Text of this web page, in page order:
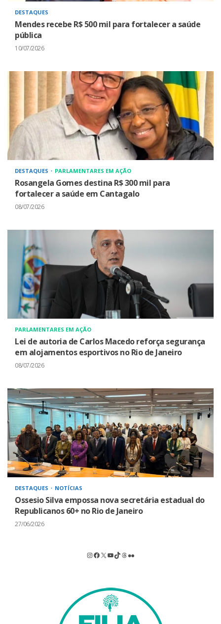
DESTAQUES
Mendes recebe R$ 500 mil para fortalecer a saúde
pública
10/07/2026
DESTAQUES PARLAMENTARES EM AÇÃO
Rosangela Gomes destina R$ 300 mil para
fortalecer a saúde em Cantagalo
08/07/2026
PARLAMENTARES EM AÇÃO
Lei de autoria de Carlos Macedo reforça segurança
em alojamentos esportivos no Rio de Janeiro
08/07/2026
DESTAQUES NOTÍCIAS
Ossesio Silva empossa nova secretária estadual do
Republicanos 60+ no Rio de Janeiro
27/06/2026
Instagram
Facebook
X Youtube
TikTok
Threads
Flickr